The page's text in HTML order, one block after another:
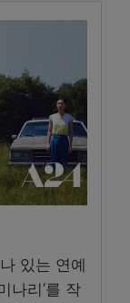
있는 연예
나리’를 작